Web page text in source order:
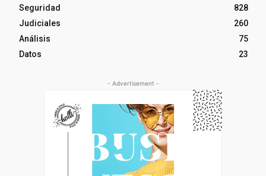
Seguridad
828
Judiciales
260
Análisis
75
Datos
23
- Advertisement -